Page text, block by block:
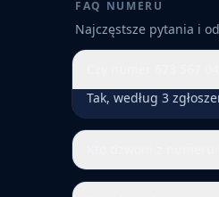
FAQ NUMERU
Najczęstsze pytania i
Tak, według 3